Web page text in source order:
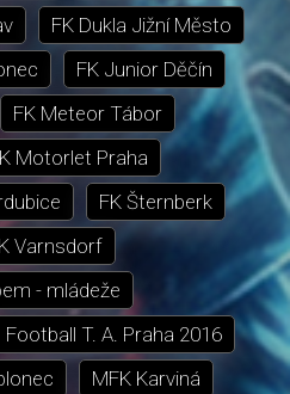
FK Dukla Jižní Město
FK Junior Děčín
FK Meteor Tábor
Motorlet Praha
FK Šternberk
Varnsdorf
- mládeže
Football T. A. Praha 2016
MFK Karviná